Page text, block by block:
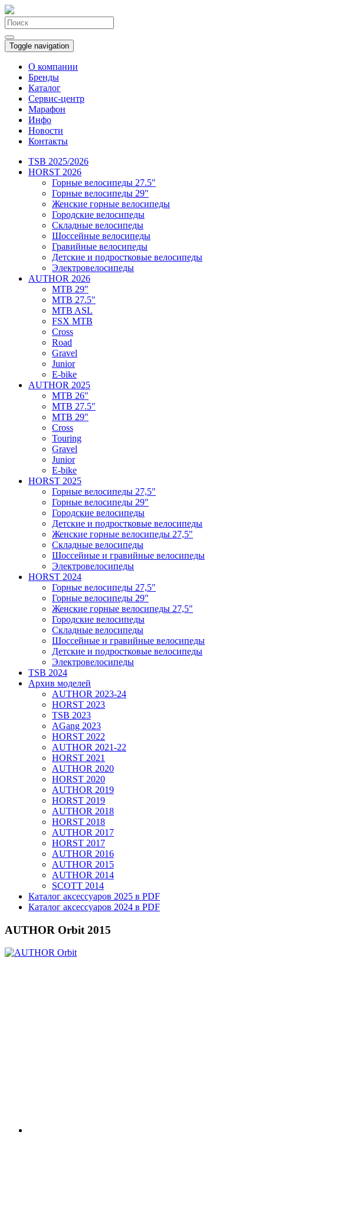
Toggle navigation
О компании
Бренды
Каталог
Сервис-центр
Марафон
Инфо
Новости
Контакты
TSB 2025/2026
HORST 2026
Горные велосипеды 27.5"
Горные велосипеды 29"
Женские горные велосипеды
Городские велосипеды
Складные велосипеды
Шоссейные велосипеды
Гравийные велосипеды
Детские и подростковые велосипеды
Электровелосипеды
AUTHOR 2026
MTB 29"
MTB 27.5"
MTB ASL
FSX MTB
Cross
Road
Gravel
Junior
E-bike
AUTHOR 2025
MTB 26"
MTB 27.5"
MTB 29"
Cross
Touring
Gravel
Junior
E-bike
HORST 2025
Горные велосипеды 27,5"
Горные велосипеды 29"
Городские велосипеды
Детские и подростковые велосипеды
Женские горные велосипеды 27,5"
Складные велосипеды
Шоссейные и гравийные велосипеды
Электровелосипеды
HORST 2024
Горные велосипеды 27,5"
Горные велосипеды 29"
Женские горные велосипеды 27,5"
Городские велосипеды
Складные велосипеды
Шоссейные и гравийные велосипеды
Детские и подростковые велосипеды
Электровелосипеды
TSB 2024
Архив моделей
AUTHOR 2023-24
HORST 2023
TSB 2023
AGang 2023
HORST 2022
AUTHOR 2021-22
HORST 2021
AUTHOR 2020
HORST 2020
AUTHOR 2019
HORST 2019
AUTHOR 2018
HORST 2018
AUTHOR 2017
HORST 2017
AUTHOR 2016
AUTHOR 2015
AUTHOR 2014
SCOTT 2014
Каталог аксессуаров 2025 в PDF
Каталог аксессуаров 2024 в PDF
AUTHOR Orbit 2015